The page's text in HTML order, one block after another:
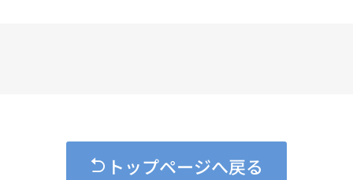
トップページへ戻る